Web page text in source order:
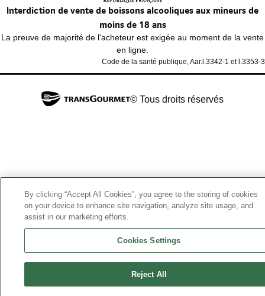
Interdiction de vente de boissons alcooliques aux mineurs de
moins de 18 ans
La preuve de majorité de l'acheteur est exigée au moment de la vente
en ligne.
Code de la santé publique, Aar.l.3342-1 et l.3353-3
© Tous droits réservés
By clicking “Accept All Cookies”, you agree to the storing of cookies
on your device to enhance site navigation, analyze site usage, and
assist in our marketing efforts.
Cookies Settings
Reject All